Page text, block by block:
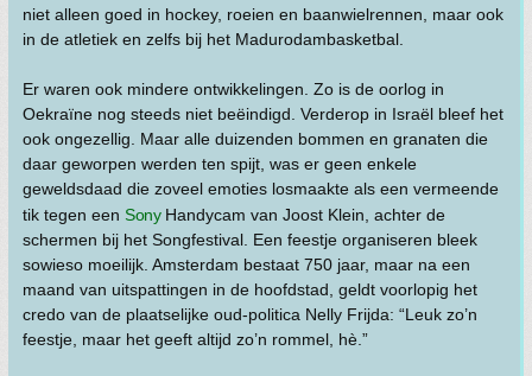
niet alleen goed in hockey, roeien en baanwielrennen, maar ook
in de atletiek en zelfs bij het Madurodambasketbal.
Er waren ook mindere ontwikkelingen. Zo is de oorlog in
Oekraïne nog steeds niet beëindigd. Verderop in Israël bleef het
ook ongezellig. Maar alle duizenden bommen en granaten die
daar geworpen werden ten spijt, was er geen enkele
geweldsdaad die zoveel emoties losmaakte als een vermeende
tik tegen een SonyHandycam van Joost Klein, achter de
schermen bij het Songfestival. Een feestje organiseren bleek
sowieso moeilijk. Amsterdam bestaat 750 jaar, maar na een
maand van uitspattingen in de hoofdstad, geldt voorlopig het
credo van de plaatselijke oud-politica Nelly Frijda: “Leuk zo’n
feestje, maar het geeft altijd zo’n rommel, hè.”